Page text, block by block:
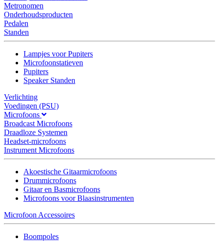
Metronomen
Onderhoudsproducten
Pedalen
Standen
Lampjes voor Pupiters
Microfoonstatieven
Pupiters
Speaker Standen
Verlichting
Voedingen (PSU)
Microfoons
Broadcast Microfoons
Draadloze Systemen
Headset-microfoons
Instrument Microfoons
Akoestische Gitaarmicrofoons
Drummicrofoons
Gitaar en Basmicrofoons
Microfoons voor Blaasinstrumenten
Microfoon Accessoires
Boompoles